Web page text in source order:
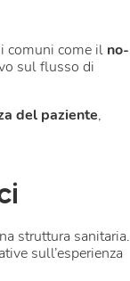
comuni come il no-
sul flusso di
del paziente,
struttura sanitaria.
sull’esperienza